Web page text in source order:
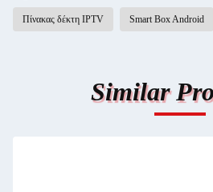
Πίνακας δέκτη IPTV Smart Box Android
Similar